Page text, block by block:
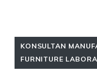
KONSULTAN
FURNITURE